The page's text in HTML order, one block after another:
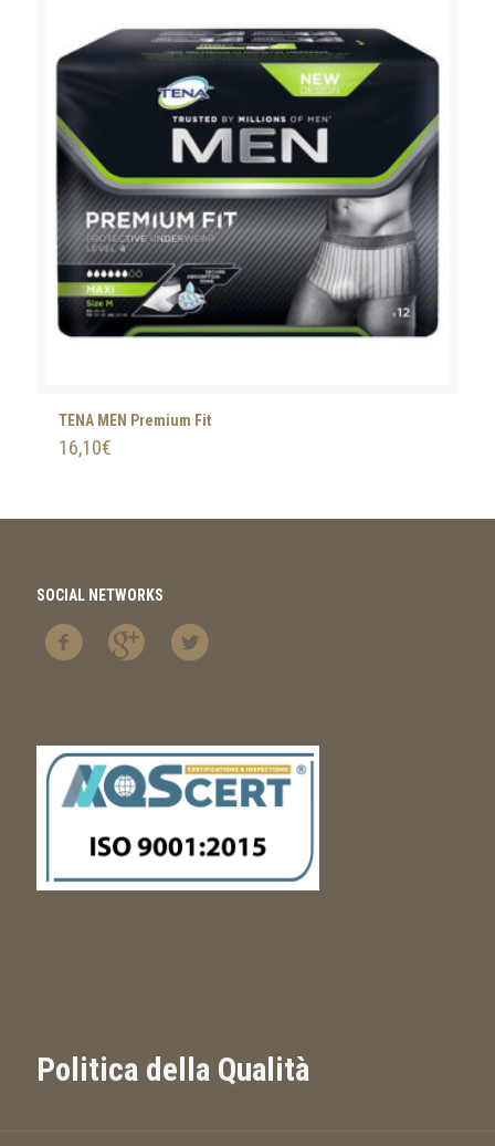
TENA MEN Premium Fit
16,10€
SOCIAL NETWORKS
Politica della Qualità